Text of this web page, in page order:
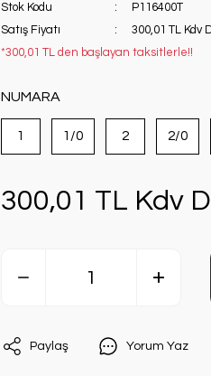
Stok Kodu
P116400T
Satış Fiyatı
300,01 TL Kdv
*300,01 TL den başlayan taksitlerle!!
NUMARA
1 1/0 2 2/0
300,01 TL Kdv
Paylaş Yorum Yaz